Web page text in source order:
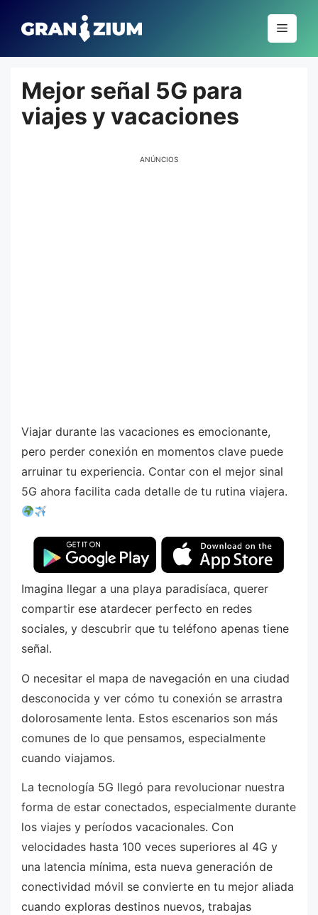
para
conteúdo
Menu
Mejor señal 5G para
viajes y vacaciones
ANÚNCIOS
Viajar durante las vacaciones es emocionante,
pero perder conexión en momentos clave puede
arruinar tu experiencia. Contar con el mejor sinal
5G ahora facilita cada detalle de tu rutina viajera.
Imagina llegar a una playa paradisíaca, querer
compartir ese atardecer perfecto en redes
sociales, y descubrir que tu teléfono apenas tiene
señal.
O necesitar el mapa de navegación en una ciudad
desconocida y ver cómo tu conexión se arrastra
dolorosamente lenta. Estos escenarios son más
comunes de lo que pensamos, especialmente
cuando viajamos.
La tecnología 5G llegó para revolucionar nuestra
forma de estar conectados, especialmente durante
los viajes y períodos vacacionales. Con
velocidades hasta 100 veces superiores al 4G y
una latencia mínima, esta nueva generación de
conectividad móvil se convierte en tu mejor aliada
cuando exploras destinos nuevos, trabajas